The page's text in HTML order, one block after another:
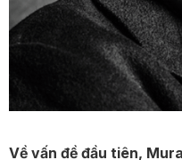
Về vấn đề đầu tiên,